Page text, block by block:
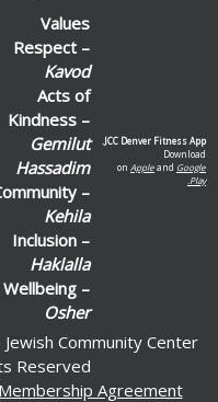
JCC Denver Fitness App.
Download
on Appleand Google
Play.
Values
Respect –
Kavod
Acts of
Kindness –
Gemilut
Hassadim
–
Kehila
Inclusion –
Haklalla
Wellbeing –
Osher
Community Center
Reserved
Membership Agreement